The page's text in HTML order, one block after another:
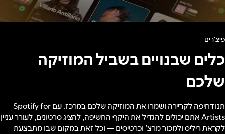
פיצ'רים
כלים שבנויים בשביל המוזיקה
שלכם
תנו דחיפה לקריירה ושמרו את המוזיקה שלכם במרכז. עם Spotify for
Artists אתם יכולים להגדיל את היקף החשיפה, להציג סרטונים, לעורר עניין
לקראת ריליס ולמכור מרצ’ וכרטיסים — וכל זאת במקום שבו מתבצעת